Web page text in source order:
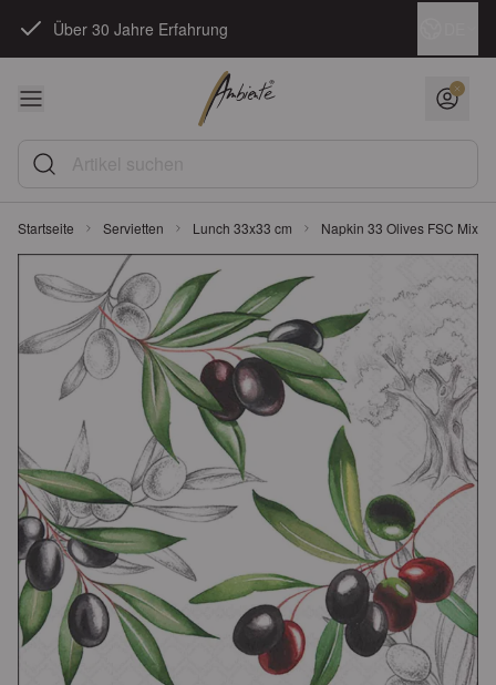
Über 30 Jahre Erfahrung
Artikel suchen
Startseite Servietten Lunch 33x33 cm Napkin 33 Olives FSC Mix